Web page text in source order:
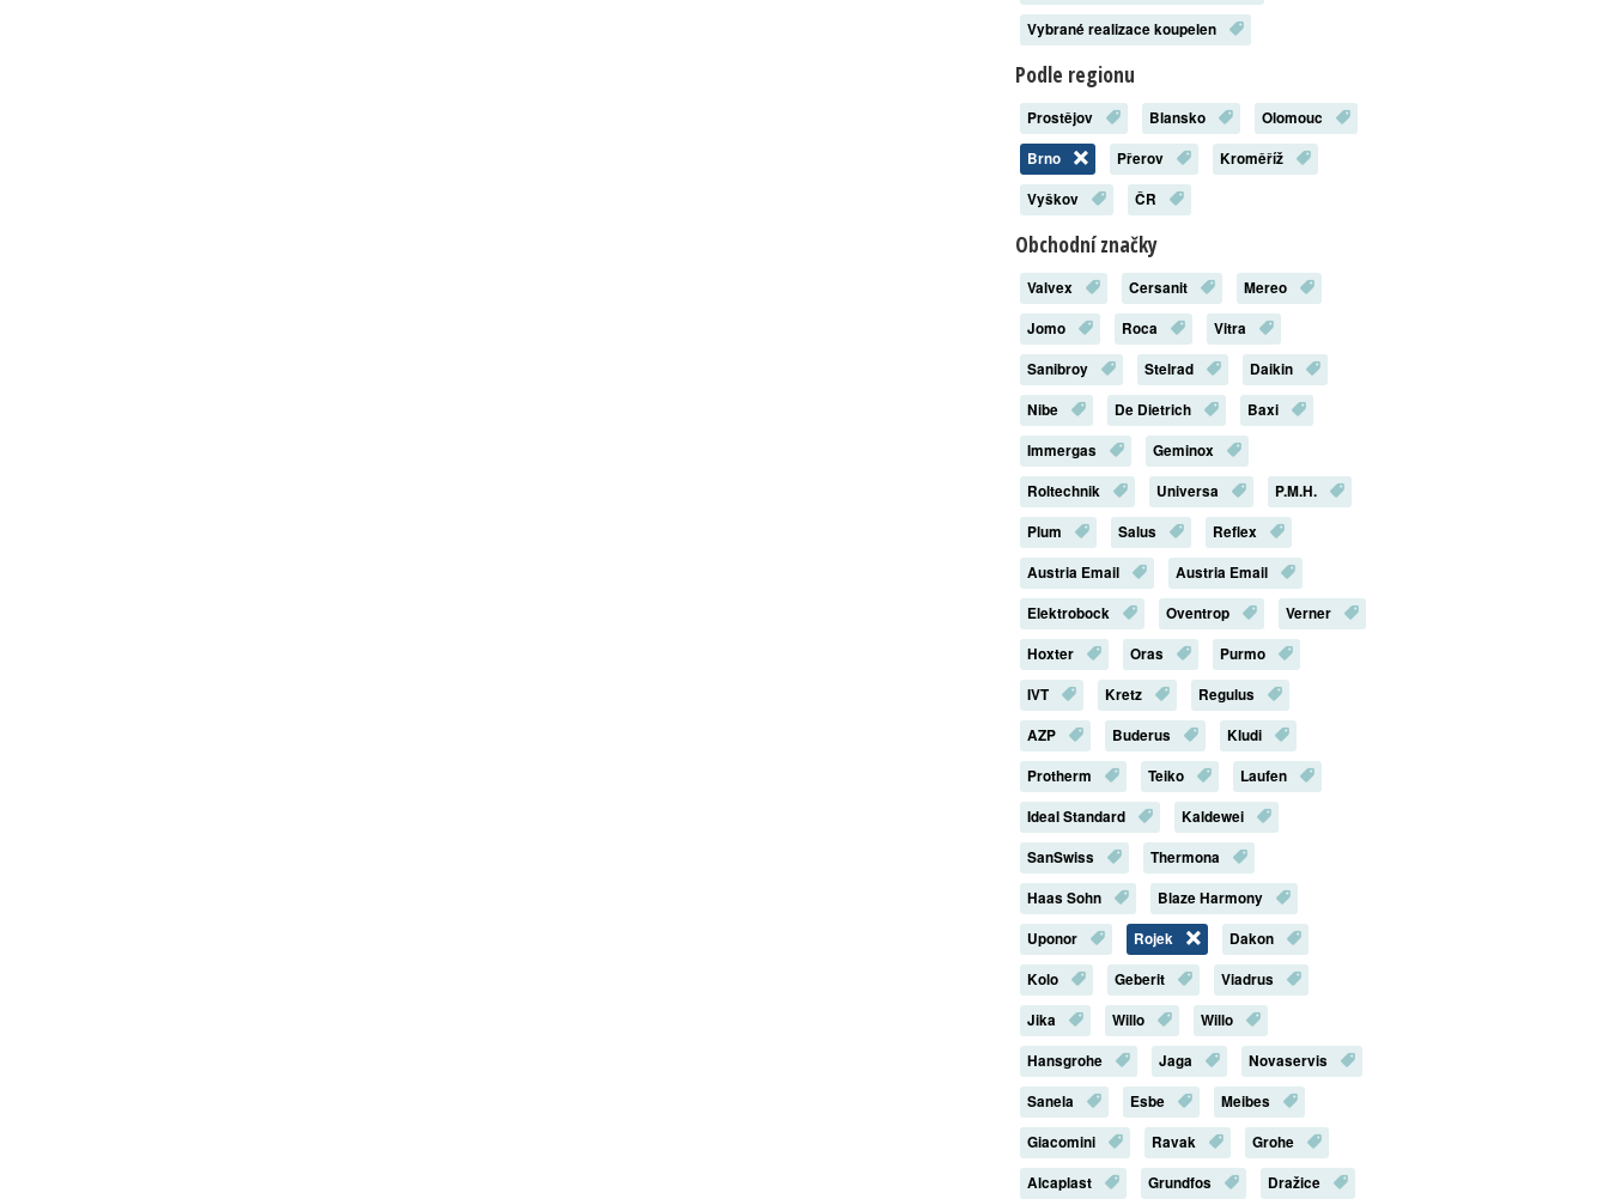
Vybrané realizace koupelen
Podle regionu
Prostějov Blansko
Olomouc
Brno
Přerov
Kroměříž
Vyškov
ČR
Obchodní značky
Valvex Cersanit
Mereo
Jomo
Roca
Vitra
Sanibroy
Stelrad
Daikin
Nibe
De Dietrich
Baxi
Immergas
Geminox
Roltechnik
Universa
P.M.H.
Plum
Salus
Reflex
Austria Email
Austria Email
Elektrobock
Oventrop
Verner
Hoxter
Oras
Purmo
IVT
Kretz
Regulus
AZP
Buderus
Kludi
Protherm
Teiko
Laufen
Ideal Standard
Kaldewei
SanSwiss
Thermona
Haas Sohn
Blaze Harmony
Uponor
Rojek
Dakon
Kolo
Geberit
Viadrus
Jika
Willo
Willo
Hansgrohe
Jaga
Novaservis
Sanela
Esbe
Meibes
Giacomini
Ravak
Grohe
Alcaplast
Grundfos Dražice